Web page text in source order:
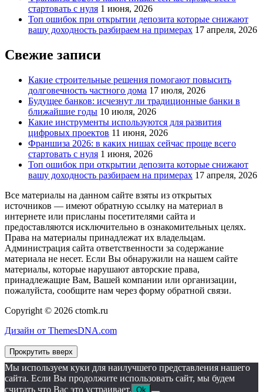
стартовать с нуля 1 июня, 2026
Топ ошибок при открытии депозита которые снижают
вашу доходность разбираем на примерах 17 апреля, 2026
Свежие записи
Какие строительные решения помогают повысить
долговечность частного дома 17 июля, 2026
Будущее банков: исчезнут ли традиционные банки в
ближайшие годы 10 июля, 2026
Какие инструменты используются для развития
цифровых проектов 11 июня, 2026
Франшиза 2026: в каких нишах сейчас проще всего
стартовать с нуля 1 июня, 2026
Топ ошибок при открытии депозита которые снижают
вашу доходность разбираем на примерах 17 апреля, 2026
Все материалы на данном сайте взяты из открытых
источников — имеют обратную ссылку на материал в
интернете или присланы посетителями сайта и
предоставляются исключительно в ознакомительных целях.
Права на материалы принадлежат их владельцам.
Администрация сайта ответственности за содержание
материала не несет. Если Вы обнаружили на нашем сайте
материалы, которые нарушают авторские права,
принадлежащие Вам, Вашей компании или организации,
пожалуйста, сообщите нам через форму обратной связи.
Copyright © 2026 ctomk.ru
Дизайн от ThemesDNA.com
Прокрутить вверх
Мы используем куки для наилучшего представления нашего
сайта. Если Вы продолжите использовать сайт, мы будем
считать что Вас это устраивает. Ok